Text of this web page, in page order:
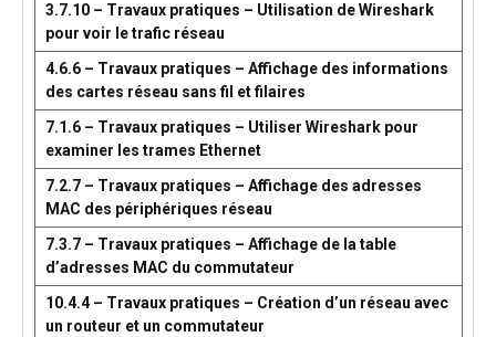
3.7.10 – Travaux pratiques – Utilisation de Wireshark
pour voir le trafic réseau
4.6.6 – Travaux pratiques – Affichage des informations
des cartes réseau sans fil et filaires
7.1.6 – Travaux pratiques – Utiliser Wireshark pour
examiner les trames Ethernet
7.2.7 – Travaux pratiques – Affichage des adresses
MAC des périphériques réseau
7.3.7 – Travaux pratiques – Affichage de la table
d’adresses MAC du commutateur
10.4.4 – Travaux pratiques – Création d’un réseau avec
un routeur et un commutateur